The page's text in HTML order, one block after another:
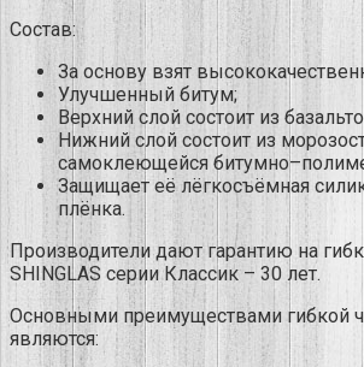
Состав:
За основу взят
Улучшенный битум;
Верхний слой состоит из
Нижний слой состоит из
самоклеющейся
Защищает её лёгкосъёмная
плёнка.
Производители дают гарантию на
SHINGLAS серии Классик – 30 лет.
Основными преимуществами гибкой
являются: